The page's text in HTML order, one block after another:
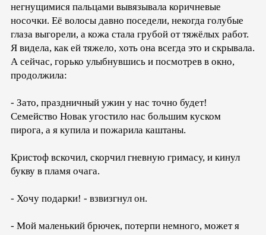
негнущимися пальцами вывязывала коричневые
носочки. Её волосы давно поседели, некогда голубые
глаза выгорели, а кожа стала грубой от тяжёлых работ.
Я видела, как ей тяжело, хоть она всегда это и скрывала.
А сейчас, горько улыбнувшись и посмотрев в окно,
продолжила:
- Зато, праздничный ужин у нас точно будет!
Семейство Новак угостило нас большим куском
пирога, а я купила и пожарила каштаны.
Кристоф вскочил, скорчил гневную гримасу, и кинул
букву в пламя очага.
- Хочу подарки! - взвизгнул он.
- Мой маленький брючек, потерпи немного, может я